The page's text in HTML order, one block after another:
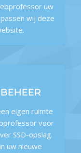
uw
wij deze
eigen ruimte
voor
SSD-opslag.
uw nieuwe